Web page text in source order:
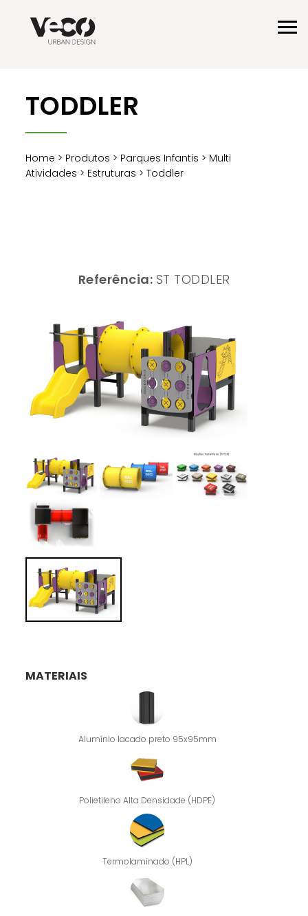
TODDLER
Home > Produtos > Parques Infantis > Multi
Atividades > Estruturas > Toddler
Referência: ST TODDLER
MATERIAIS
Alumínio lacado preto 95x95mm
Polietileno Alta Densidade (HDPE)
Termolaminado (HPL)